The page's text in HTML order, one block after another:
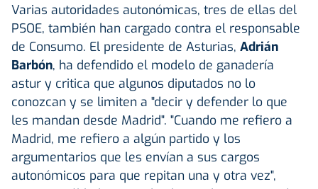
Varias autoridades autonómicas, tres de ellas del
PSOE, también han cargado contra el responsable
de Consumo. El presidente de Asturias, Adrián
Barbón, ha defendido el modelo de ganadería
astur y critica que algunos diputados no lo
conozcan y se limiten a "decir y defender lo que
les mandan desde Madrid". "Cuando me refiero a
Madrid, me refiero a algún partido y los
argumentarios que les envían a sus cargos
autonómicos para que repitan una y otra vez",